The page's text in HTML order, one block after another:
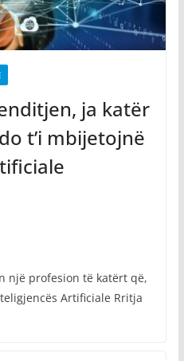
ja katër
t’i mbijetojnë
një profesion të katërt që,
Artificiale Rritja